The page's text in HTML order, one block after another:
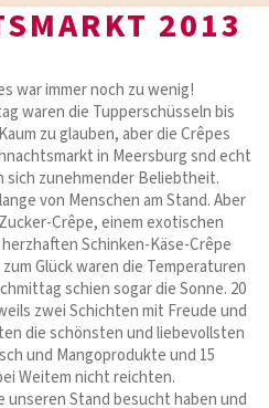
2013
war immer noch zu wenig!
waren die Tupperschüsseln bis
zu glauben, aber die Crêpes
in Meersburg snd echt
zunehmender Beliebtheit.
von Menschen am Stand. Aber
Crêpe, einem exotischen
Schinken-Käse-Crêpe
Glück waren die Temperaturen
schien sogar die Sonne. 20
zwei Schichten mit Freude und
die schönsten und liebevollsten
und Mangoprodukte und 15
Weitem nicht reichten.
unseren Stand besucht haben und